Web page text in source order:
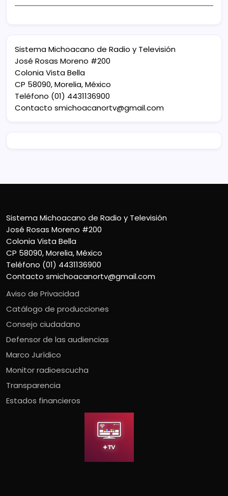
Sistema Michoacano de Radio y Televisión
José Rosas Moreno #200
Colonia Vista Bella
CP 58090, Morelia, México
Teléfono (01) 4431136900
Contacto smichoacanortv@gmail.com
Sistema Michoacano de Radio y Televisión
José Rosas Moreno #200
Colonia Vista Bella
CP 58090, Morelia, México
Teléfono (01) 4431136900
Contacto smichoacanortv@gmail.com
Aviso de Privacidad
Catálogo de producciones
Consejo ciudadano
Defensor de las audiencias
Marco Jurídico
Monitor radioescucha
Transparencia
Estados financieros